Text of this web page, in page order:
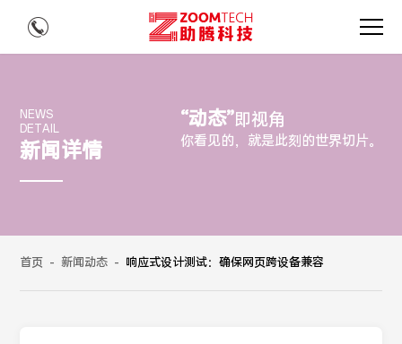
NEWS
DETAIL
新闻详情
“动态”即视角
你看见的，就是此刻的世界切片。
首页 - 新闻动态 - 响应式设计测试：确保网页跨设备兼容